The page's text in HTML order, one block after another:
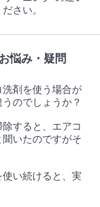
さい。
悩み・疑問
剤を使う場合が
のでしょうか？
すると、エアコ
いたのですがそ
い続けると、実